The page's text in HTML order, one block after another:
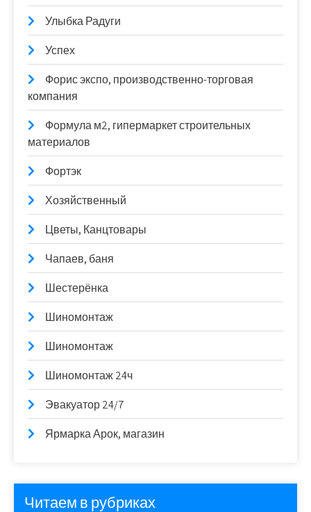
Улыбка Радуги
Успех
Форис экспо, производственно-торговая
компания
Формула м2, гипермаркет строительных
материалов
Фортэк
Хозяйственный
Цветы, Канцтовары
Чапаев, баня
Шестерёнка
Шиномонтаж
Шиномонтаж
Шиномонтаж 24ч
Эвакуатор 24/7
Ярмарка Арок, магазин
Читаем в рубриках